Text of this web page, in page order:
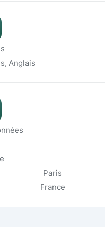
Anglais
Paris
France